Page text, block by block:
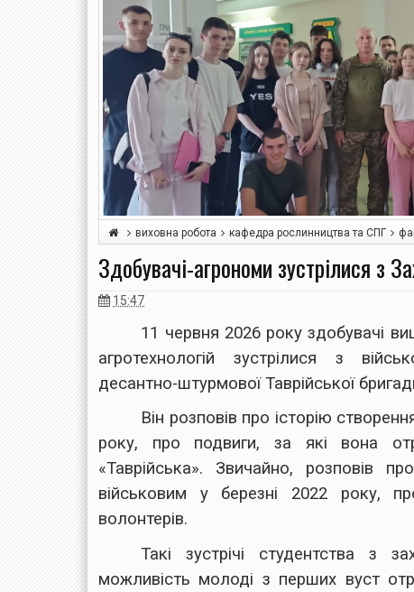
виховна робота кафедра рослинництва та СПГ
Здобувачі-агрономи зустрілися з
15:47
11 червня 2026 року здобувачі
агротехнологій зустрілися з
десантно-штурмової Таврійської
Він розповів про історію
року, про подвиги, за які вона
«Таврійська». Звичайно, розповів
військовим у березні 2022 року,
волонтерів.
Такі зустрічі студентства з
можливість молоді з перших вуст